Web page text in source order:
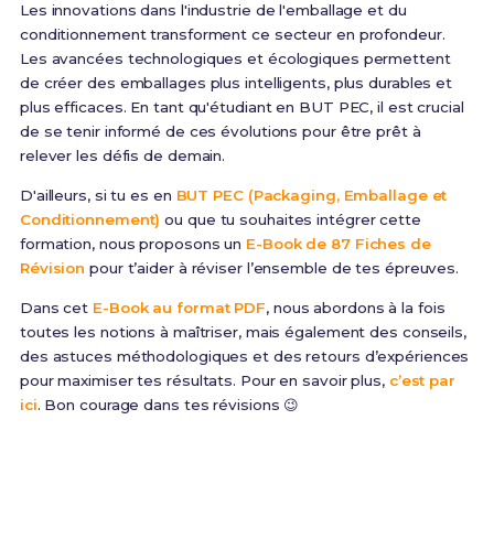
Les innovations dans l'industrie de l'emballage et du
conditionnement transforment ce secteur en profondeur.
Les avancées technologiques et écologiques permettent
de créer des emballages plus intelligents, plus durables et
plus efficaces. En tant qu'étudiant en BUT PEC, il est crucial
de se tenir informé de ces évolutions pour être prêt à
relever les défis de demain.
D'ailleurs, si tu es en BUT PEC (Packaging, Emballage et
Conditionnement) ou que tu souhaites intégrer cette
formation, nous proposons un E-Book de 87 Fiches de
Révision pour t’aider à réviser l’ensemble de tes épreuves.
Dans cet E-Book au format PDF, nous abordons à la fois
toutes les notions à maîtriser, mais également des conseils,
des astuces méthodologiques et des retours d’expériences
pour maximiser tes résultats. Pour en savoir plus, c’est par
ici. Bon courage dans tes révisions 😉